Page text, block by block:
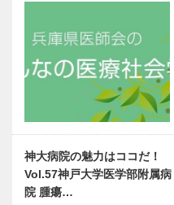
神大病院の魅力はココだ！
Vol.57神戸大学医学部附属病
院 腫瘍…